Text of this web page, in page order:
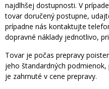
najdlhšej dostupnosti. V
tovar doručený postupne,
prípadne nás kontaktujte
dopravné náklady jednotlivo,
Tovar je počas prepravy
jeho štandardných
je zahrnuté v cene prepravy.